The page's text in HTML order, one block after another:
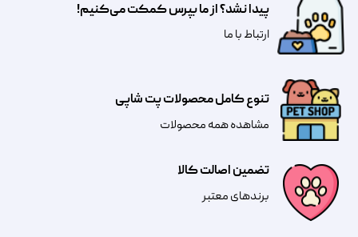
تضمین اصالت کالا
​​برندهای معتبر​​​​​​​
تنوع کامل محصولات پت شاپی
مشاهده همه محصولات
پیدا نشد؟ از ما بپرس کمکت می‌کنیم!
​​​ارتباط با ما